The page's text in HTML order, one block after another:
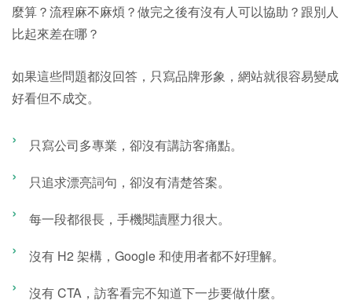
麼算？流程麻不麻煩？做完之後有沒有人可以協助？跟別人
比起來差在哪？
如果這些問題都沒回答，只寫品牌形象，網站就很容易變成
好看但不成交。
只寫公司多專業，卻沒有講訪客痛點。
只追求漂亮詞句，卻沒有清楚答案。
每一段都很長，手機閱讀壓力很大。
沒有 H2 架構，Google 和使用者都不好理解。
沒有 CTA，訪客看完不知道下一步要做什麼。